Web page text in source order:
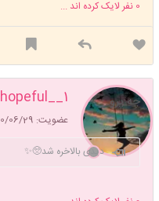
0 نفر لایک کرده اند ...
hopeful__1
عضویت: 1400/06/29
چه پرو
دیدی بالاخره شد🥺✨